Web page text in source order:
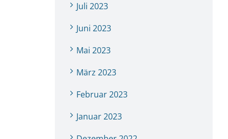
Juli 2023
Juni 2023
Mai 2023
März 2023
Februar 2023
Januar 2023